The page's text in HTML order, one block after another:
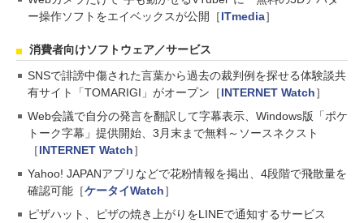
ー操作ソフトをエイベックスが公開［ITmedia］
消費者向けソフトウェア／サービス
SNSで誹謗中傷された言葉から過去の裁判例を探せる体験談共
有サイト「TOMARIGI」がオープン［INTERNET Watch］
Web会議で自分の発言を翻訳して字幕表示、Windows版「ポケ
トーク字幕」提供開始、3月末まで無料～ソースネクスト
［INTERNET Watch］
Yahoo! JAPANアプリなどで花粉情報を掲出、4段階で飛散量を
確認可能［ケータイWatch］
ピザハット、ピザの焼き上がりをLINEで通知するサービス